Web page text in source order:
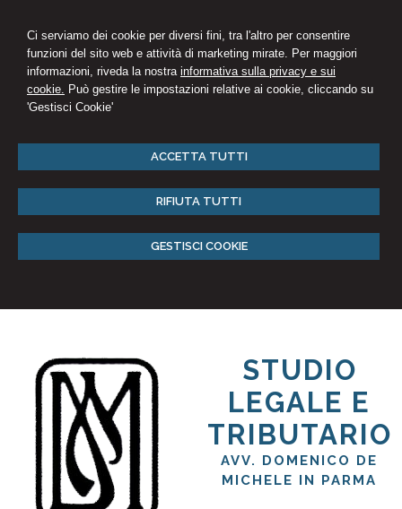
Ci serviamo dei cookie per diversi fini, tra l'altro per consentire
funzioni del sito web e attività di marketing mirate. Per maggiori
informazioni, riveda la nostra informativa sulla privacy e sui
cookie. Può gestire le impostazioni relative ai cookie, cliccando su
'Gestisci Cookie'
ACCETTA TUTTI
RIFIUTA TUTTI
GESTISCI COOKIE
STUDIO
LEGALE E
TRIBUTARIO
AVV. DOMENICO DE
MICHELE IN PARMA